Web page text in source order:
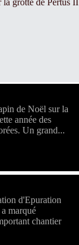
grotte de Pertus II
de Noël sur la
année des
Un grand...
d'Epuration
marqué
chantier